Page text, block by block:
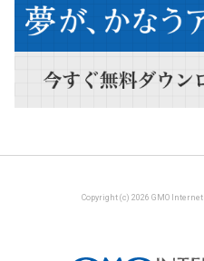
Copyright (c) 2026 GMO